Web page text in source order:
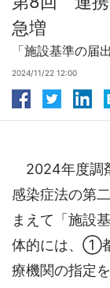
急増
「施設基準の届
2024/11/22 12:00
2024年度調
感染症法の第
まえて「施設
体的には、①
療機関の指定